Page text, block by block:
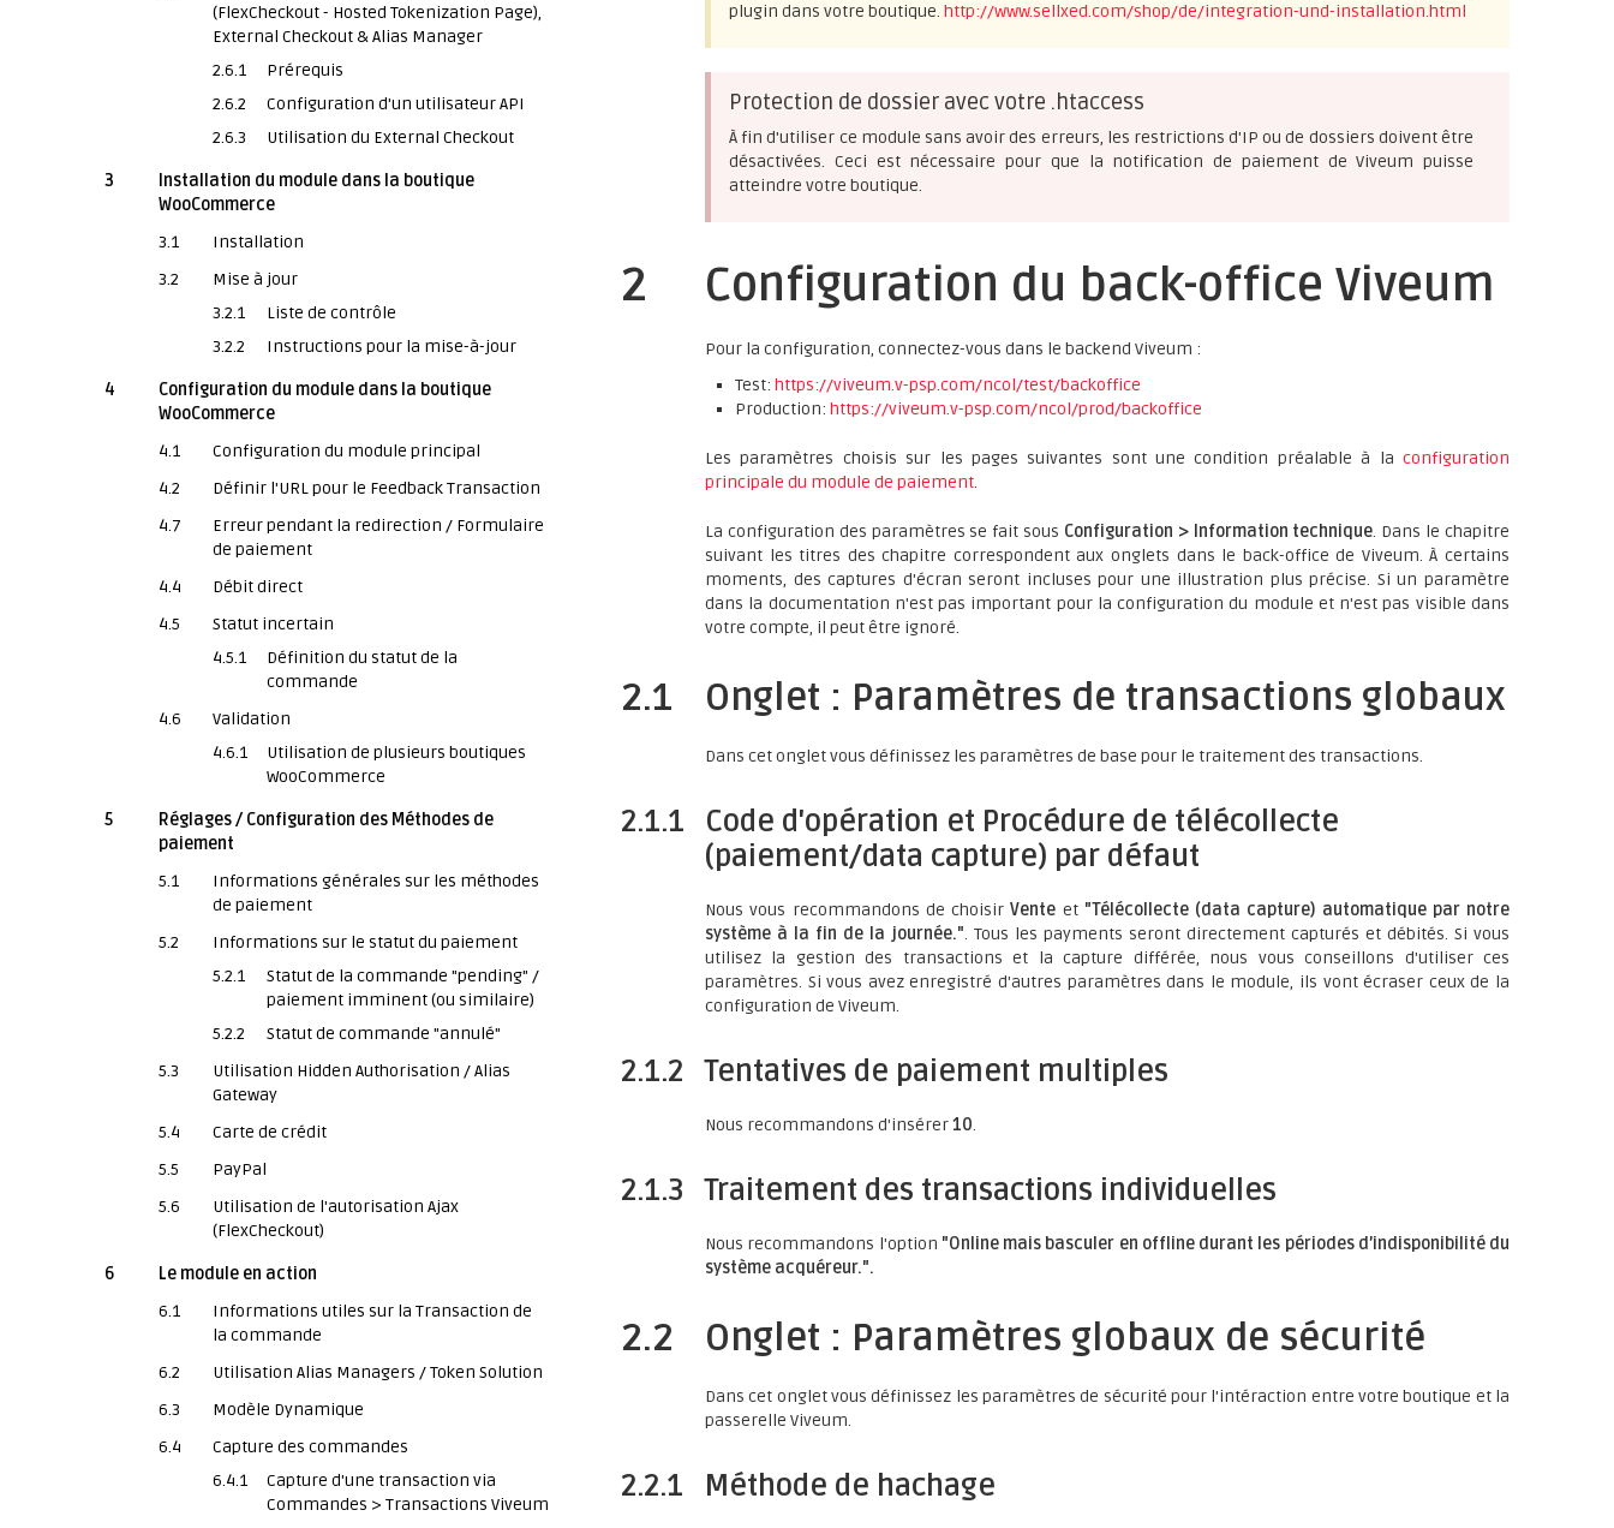
(FlexCheckout - Hosted Tokenization Page),
External Checkout & Alias Manager
2.6.1
Prérequis
2.6.2
Configuration d'un utilisateur API
2.6.3
Utilisation du External Checkout
3
Installation du module dans la boutique
WooCommerce
3.1
Installation
3.2
Mise à jour
3.2.1
Liste de contrôle
3.2.2
Instructions pour la mise-à-jour
4
Configuration du module dans la boutique
WooCommerce
4.1
Configuration du module principal
4.2
Définir l'URL pour le Feedback Transaction
4.7
Erreur pendant la redirection / Formulaire
de paiement
4.4
Débit direct
4.5
Statut incertain
4.5.1
Définition du statut de la
commande
4.6
Validation
4.6.1
Utilisation de plusieurs boutiques
WooCommerce
5
Réglages / Configuration des Méthodes de
paiement
5.1
Informations générales sur les méthodes
de paiement
5.2
Informations sur le statut du paiement
5.2.1
Statut de la commande "pending" /
paiement imminent (ou similaire)
5.2.2
Statut de commande "annulé"
5.3
Utilisation Hidden Authorisation / Alias
Gateway
5.4
Carte de crédit
5.5
PayPal
5.6
Utilisation de l'autorisation Ajax
(FlexCheckout)
6
Le module en action
6.1
Informations utiles sur la Transaction de
la commande
6.2
Utilisation Alias Managers / Token Solution
6.3
Modèle Dynamique
6.4
Capture des commandes
6.4.1
Capture d'une transaction via
Commandes > Transactions Viveum
plugin dans votre boutique. http://www.sellxed.com/shop/de/integration-und-installation.html
Protection de dossier avec votre .htaccess
À fin d'utiliser ce module sans avoir des erreurs, les restrictions d'IP ou de dossiers doivent être
désactivées. Ceci est nécessaire pour que la notification de paiement de Viveum puisse
atteindre votre boutique.
2 Configuration du back-office Viveum
Pour la configuration, connectez-vous dans le backend Viveum :
Test: https://viveum.v-psp.com/ncol/test/backoffice
Production: https://viveum.v-psp.com/ncol/prod/backoffice
Les paramètres choisis sur les pages suivantes sont une condition préalable à la configuration
principale du module de paiement.
La configuration des paramètres se fait sous Configuration > Information technique. Dans le chapitre
suivant les titres des chapitre correspondent aux onglets dans le back-office de Viveum. À certains
moments, des captures d'écran seront incluses pour une illustration plus précise. Si un paramètre
dans la documentation n'est pas important pour la configuration du module et n'est pas visible dans
votre compte, il peut être ignoré.
2.1 Onglet : Paramètres de transactions globaux
Dans cet onglet vous définissez les paramètres de base pour le traitement des transactions.
2.1.1
Code d'opération et Procédure de télécollecte
(paiement/data capture) par défaut
Nous vous recommandons de choisirVente et "Télécollecte (data capture) automatique par notre
système à la fin de la journée.". Tous les payments seront directement capturés et débités. Si vous
utilisez la gestion des transactions et la capture différée, nous vous conseillons d'utiliser ces
paramètres. Si vous avez enregistré d'autres paramètres dans le module, ils vont écraser ceux de la
configuration de Viveum.
2.1.2 Tentatives de paiement multiples
Nous recommandons d'insérer10.
2.1.3 Traitement des transactions individuelles
Nous recommandons l'option "Online mais basculer en offline durant les périodes d’indisponibilité du
système acquéreur.".
2.2 Onglet : Paramètres globaux de sécurité
Dans cet onglet vous définissez les paramètres de sécurité pour l'intéraction entre votre boutique et la
passerelle Viveum.
2.2.1 Méthode de hachage